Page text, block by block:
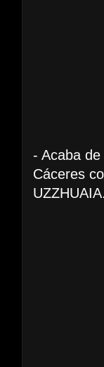
- Acaba
Cáceres
UZZHUAIA.